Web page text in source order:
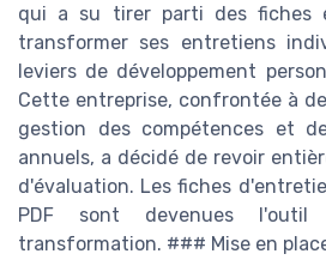
qui a su tirer parti des fiches
transformer ses entretiens
leviers de développement
Cette entreprise, confrontée à
gestion des compétences et
annuels, a décidé de revoir
d'évaluation. Les fiches
PDF sont devenues
transformation. ### Mise en